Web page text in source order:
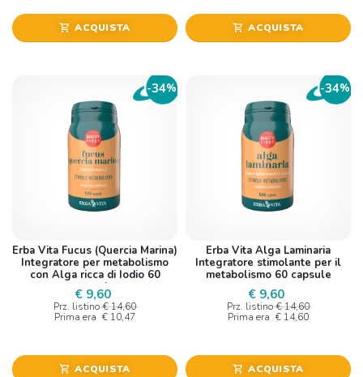
shopping_cart ACQUISTA shopping_cart ACQUISTA
-34%
Erba Vita Fucus (Quercia Marina)
Integratore per metabolismo
con Alga ricca di Iodio 60
capsule
€ 9,60
Prz. listino € 14,60
Prima era € 10,47
shopping_cart ACQUISTA
-34%
Erba Vita Alga Laminaria
Integratore stimolante per il
metabolismo 60 capsule
€ 9,60
Prz. listino € 14,60
Prima era € 14,60
shopping_cart ACQUISTA